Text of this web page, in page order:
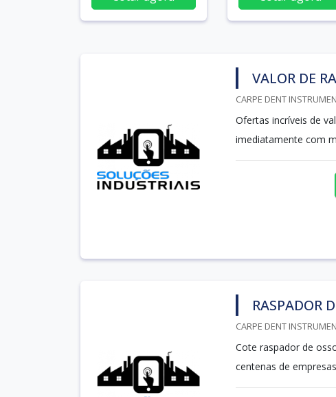
VALOR DE
CARPE DENT
Ofertas incríveis de
imediatamente com
RASPADOR
CARPE DENT
Cote raspador de
centenas de